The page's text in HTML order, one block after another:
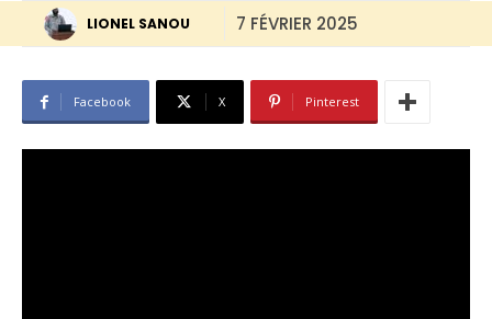
LIONEL SANOU 7 FÉVRIER 2025
Facebook X Pinterest